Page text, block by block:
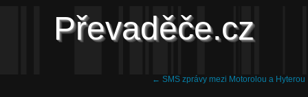
Převaděče.cz
← SMS zprávy mezi Motorolou a Hyterou